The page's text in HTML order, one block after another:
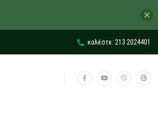
καλέστε: 213 2024401